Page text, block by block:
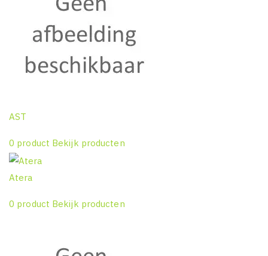
AST
0 product Bekijk producten
Atera
0 product Bekijk producten